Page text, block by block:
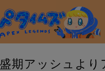
盛期アッシュより